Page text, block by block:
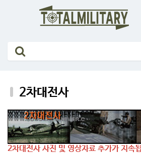
2차대전사
2차대전사 사진 및 영상자료 추가가 지속